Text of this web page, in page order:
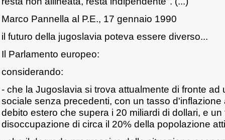
Marco Pannella al P.E., 17 gennaio 1990
il futuro della jugoslavia poteva essere diverso...
Il Parlamento europeo:
considerando:
- che la Jugoslavia si trova attualmente di fronte ad
sociale senza precedenti, con un tasso
debito estero che supera i 20 miliardi di dollari, e un
disoccupazione di circa il 20% della popolazione